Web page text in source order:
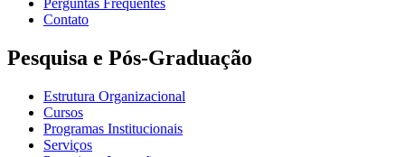
Contato
Pesquisa e Pós-Graduação
Estrutura Organizacional
Cursos
Programas Institucionais
Serviços